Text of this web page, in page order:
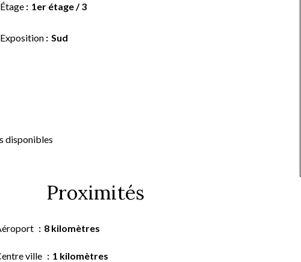
Étage 1er étage / 3
Exposition Sud
disponibles
Proximités
8 kilomètres
ville 1 kilomètres